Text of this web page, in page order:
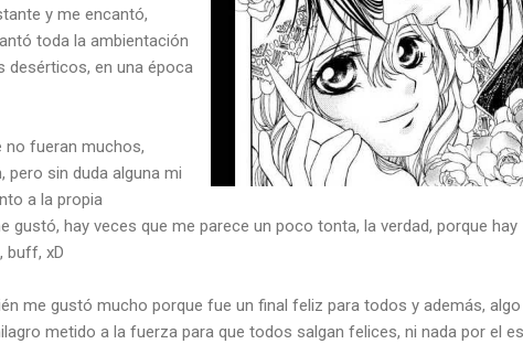
y me encantó,
toda la ambientación
desérticos, en una época
no fueran muchos,
pero sin duda alguna mi
a la propia
gustó, hay veces que me parece un poco tonta, la verdad, porque hay
buff, xD
me gustó mucho porque fue un final feliz para todos y además,
metido a la fuerza para que todos salgan felices, ni nada por el